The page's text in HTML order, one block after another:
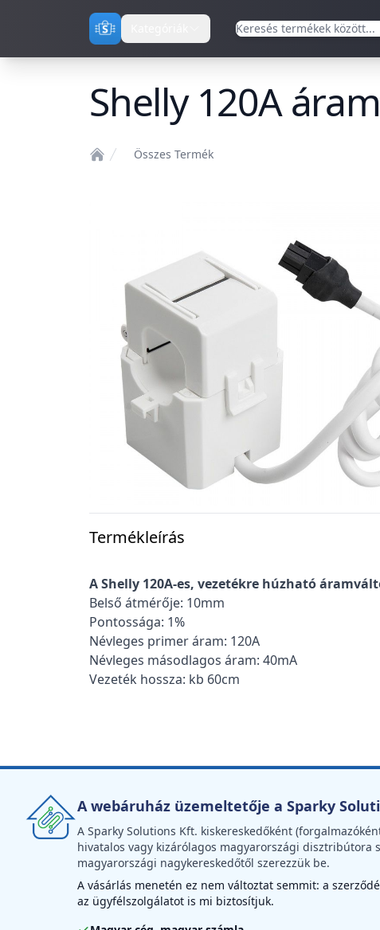
Shelly 120A
Összes Termék
Termékleírás
A Shelly 120A-es, vezetékre húzható
Belső átmérője: 10mm
Pontossága: 1%
Névleges primer áram: 120A
Névleges másodlagos áram: 40mA
Vezeték hossza: kb 60cm
A webáruház üzemeltetője a Sparky
A Sparky Solutions Kft. kiskereskedőként
hivatalos vagy kizárólagos magyarországi
magyarországi nagykereskedőtől szerezzük be.
A vásárlás menetén ez nem változtat semmit: a
az ügyfélszolgálatot is mi biztosítjuk.